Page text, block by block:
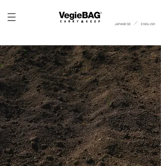
JAPANESE ​／ ENGLISH